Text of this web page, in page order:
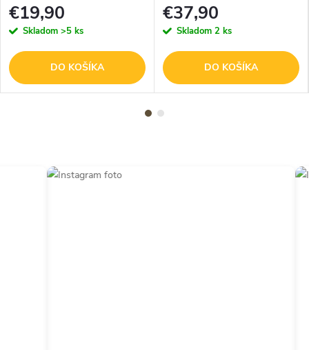
€19,90
Skladom >5 ks
DO KOŠÍKA
€37,90
Skladom 2 ks
DO KOŠÍKA